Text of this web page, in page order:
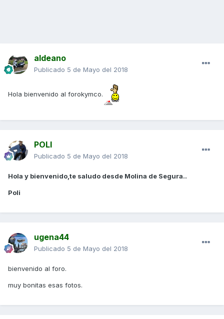
aldeano
Publicado 5 de Mayo del 2018
Hola bienvenido al forokymco.
POLI
Publicado 5 de Mayo del 2018
Hola y bienvenido,te saludo desde Molina de Segura..
Poli
ugena44
Publicado 5 de Mayo del 2018
bienvenido al foro.
muy bonitas esas fotos.